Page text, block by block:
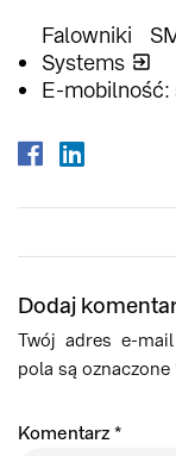
Falowniki
Systems
E-mobilność:
Dodaj
Twój adres e-
pola są oznaczone
Komentarz *